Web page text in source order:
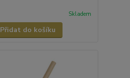
Skladem
Přidat do košíku